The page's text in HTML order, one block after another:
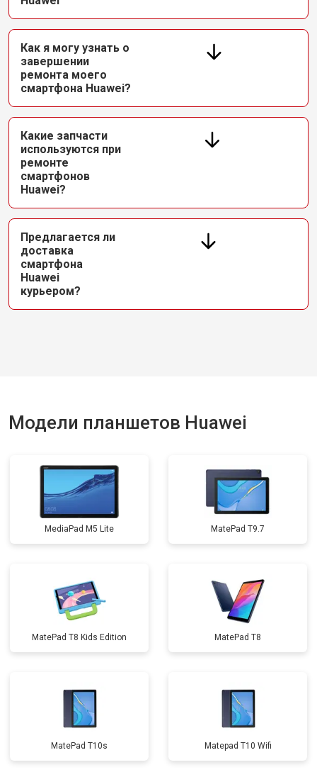
Как я могу узнать о
завершении
ремонта моего
смартфона Huawei?
Какие запчасти
используются при
ремонте
смартфонов
Huawei?
Предлагается ли
доставка
смартфона
Huawei
курьером?
Модели планшетов Huawei
MediaPad M5 Lite MatePad T9.7
MatePad T8 Kids Edition MatePad T8
MatePad T10s Matepad T10 Wifi